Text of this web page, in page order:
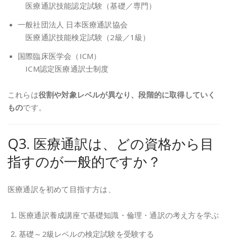
医療通訳技能認定試験（基礎／専門）
一般社団法人 日本医療通訳協会
医療通訳技能検定試験（2級／1級）
国際臨床医学会（ICM）
ICM認定医療通訳士制度
これらは役割や対象レベルが異なり、段階的に取得していく
ものです。
Q3. 医療通訳は、どの資格から目
指すのが一般的ですか？
医療通訳を初めて目指す方は、
医療通訳養成講座で基礎知識・倫理・通訳の考え方を学ぶ
基礎～2級レベルの検定試験を受験する